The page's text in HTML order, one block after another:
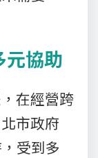
協助
在經營跨
市政府
受到多